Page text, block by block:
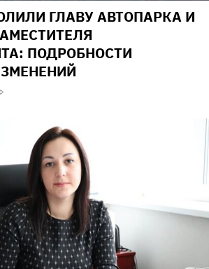
ГЛАВУ АВТОПАРКА И
ПОДРОБНОСТИ